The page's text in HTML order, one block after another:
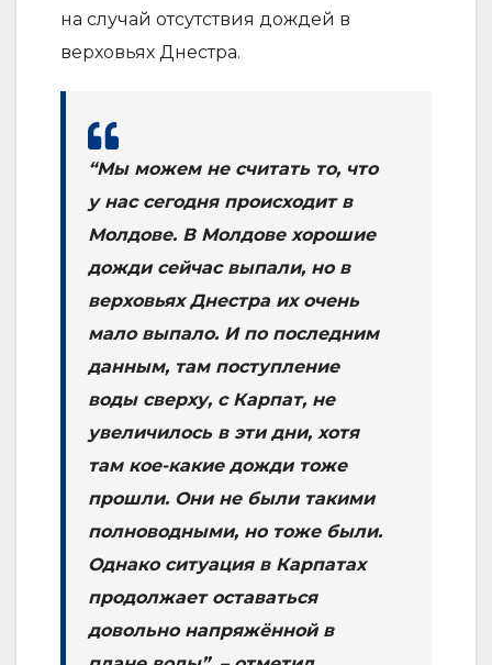
на случай отсутствия дождей в
верховьях Днестра.
“Мы можем не считать то, что
у нас сегодня происходит в
Молдове. В Молдове хорошие
дожди сейчас выпали, но в
верховьях Днестра их очень
мало выпало. И по последним
данным, там поступление
воды сверху, с Карпат, не
увеличилось в эти дни, хотя
там кое-какие дожди тоже
прошли. Они не были такими
полноводными, но тоже были.
Однако ситуация в Карпатах
продолжает оставаться
довольно напряжённой в